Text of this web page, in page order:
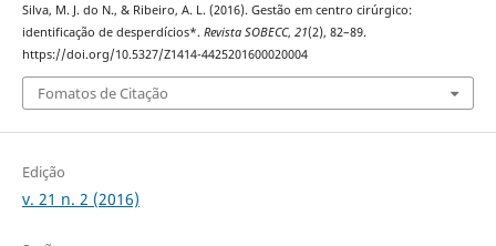
Silva, M. J. do N., & Ribeiro, A. L. (2016). Gestão em centro cirúrgico:
identificação de desperdícios*. Revista SOBECC, 21(2), 82–89.
https://doi.org/10.5327/Z1414-4425201600020004
Fomatos de Citação
Edição
v. 21 n. 2 (2016)